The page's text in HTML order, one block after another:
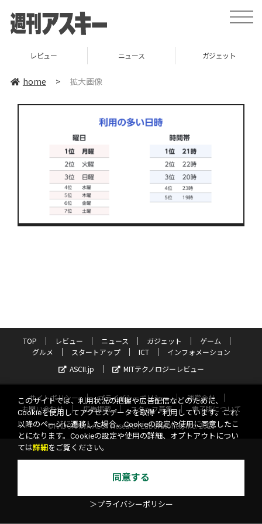
toggle
レビュー ニュース ガジェット
home > 拡大画像
TOP レビュー ニュース ガジェット
ゲーム
グルメ
スタートアップ ICT
インフォメーション
ASCII.jp
MITテクノロジーレビュー
サイトポリシー プライバシーポリシー
運営会社
お問い合わせ
広告掲載 スタッフ募集
電子版について
©KADOKAWA ASCII Research Laboratories, Inc. 2026
このサイトでは、利用状況の把握や広告配信などのために、
Cookieを使用してアクセスデータを取得・利用しています。これ
以降のページに遷移した場合、Cookieの設定や使用に同意したこ
とになります。Cookieの設定や使用の詳細、オプトアウトについ
ては詳細 をご覧ください。
同意する
＞プライバシーポリシー